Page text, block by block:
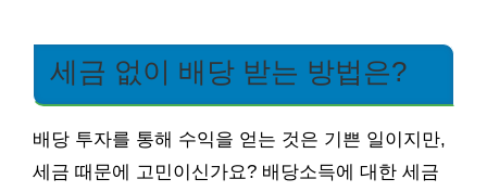
세금 없이 배당 받는 방법은?
배당 투자를 통해 수익을 얻는 것은 기쁜 일이지만,
세금 때문에 고민이신가요? 배당소득에 대한 세금